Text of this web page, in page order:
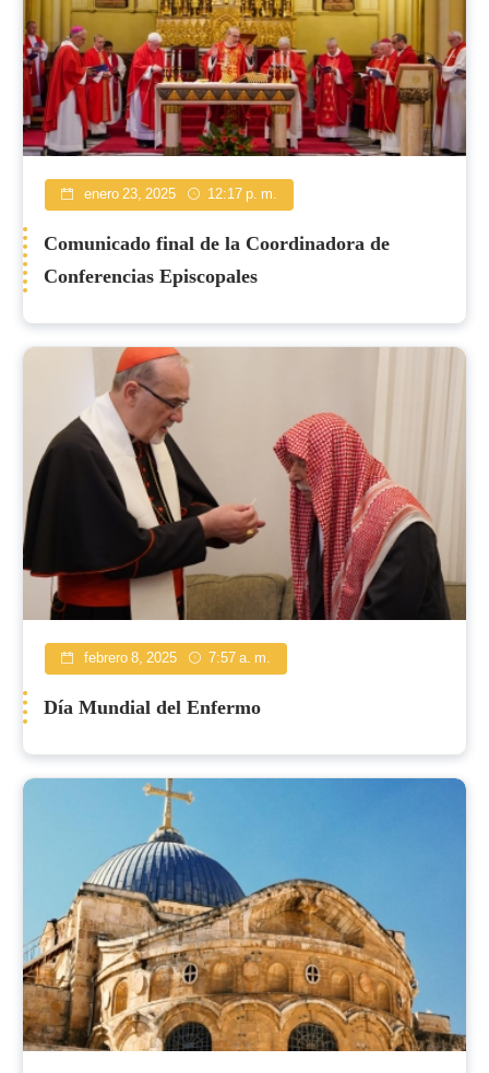
enero 23, 2025 12:17 p. m.
Comunicado final de la Coordinadora de
Conferencias Episcopales
febrero 8, 2025 7:57 a. m.
Día Mundial del Enfermo